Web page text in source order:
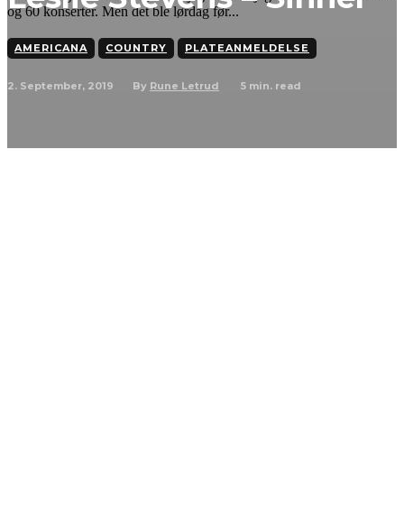
AMERICANA COUNTRY PLATEANMELDELSE
2. September, 2019 By Rune Letrud 5 min. read
og 60 konserter. Men det ble lørdag før...